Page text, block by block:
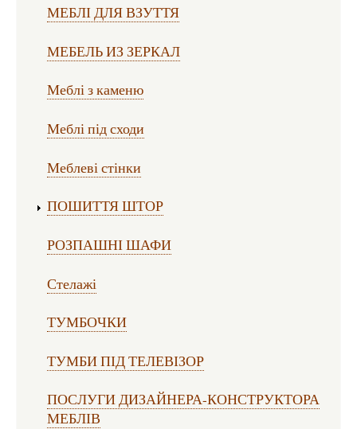
МЕБЛІ ДЛЯ ВЗУТТЯ
МЕБЕЛЬ ИЗ ЗЕРКАЛ
Меблі з каменю
Меблі під сходи
Меблеві стінки
ПОШИТТЯ ШТОР
РОЗПАШНІ ШАФИ
Стелажі
ТУМБОЧКИ
ТУМБИ ПІД ТЕЛЕВІЗОР
ПОСЛУГИ ДИЗАЙНЕРА-КОНСТРУКТОРА
МЕБЛІВ